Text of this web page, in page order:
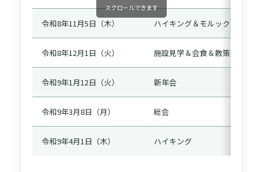
令和8年11月5日（木） ハイキング＆モルック
令和8年12月1日（火） 施設見学＆会食＆散策
令和9年1月12日（火） 新年会
令和9年3月8日（月） 総会
令和9年4月1日（木） ハイキング
スクロールできます